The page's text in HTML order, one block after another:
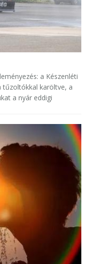
a Készenléti
tűzoltókkal karöltve, a
a nyár eddigi